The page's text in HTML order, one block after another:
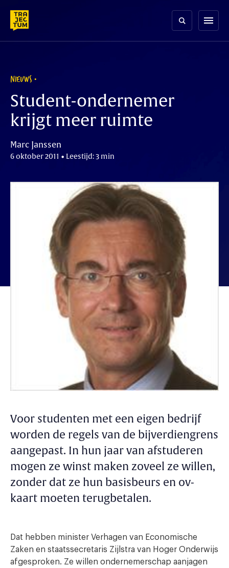
content
menu
NIEUWS
Student-ondernemer
krijgt meer ruimte
Marc Janssen
6 oktober 2011 • Leestijd: 3 min
Voor studenten met een eigen bedrijf
worden de regels van de bijverdiengrens
aangepast. In hun jaar van afstuderen
mogen ze winst maken zoveel ze willen,
zonder dat ze hun basisbeurs en ov-
kaart moeten terugbetalen.
Dat hebben minister Verhagen van Economische
Zaken en staatssecretaris Zijlstra van Hoger Onderwijs
afgesproken. Ze willen ondernemerschap aanjagen